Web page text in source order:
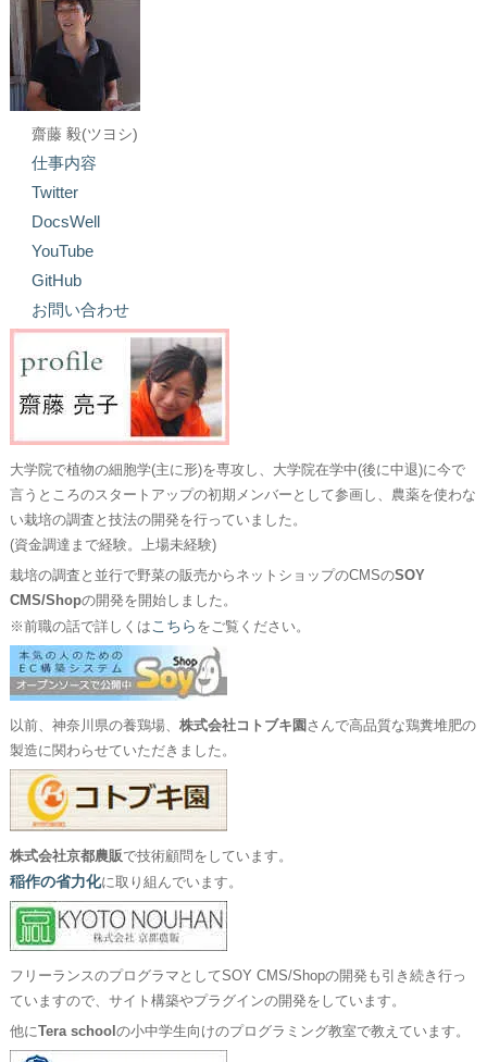
齋藤 毅(ツヨシ)
仕事内容
Twitter
DocsWell
YouTube
GitHub
お問い合わせ
大学院で植物の細胞学(主に形)を専攻し、大学院在学中(後に中退)に今で
言うところのスタートアップの初期メンバーとして参画し、農薬を使わな
い栽培の調査と技法の開発を行っていました。
(資金調達まで経験。上場未経験)
栽培の調査と並行で野菜の販売からネットショップのCMSのSOY
CMS/Shopの開発を開始しました。
※前職の話で詳しくは こちら をご覧ください。
以前、神奈川県の養鶏場、 株式会社コトブキ園 さんで高品質な鶏糞堆肥の
製造に関わらせていただきました。
株式会社京都農販で技術顧問をしています。
稲作の省力化に取り組んでいます。
フリーランスのプログラマとしてSOY CMS/Shopの開発も引き続き行っ
ていますので、サイト構築やプラグインの開発をしています。
他にTera school の小中学生向けのプログラミング教室で教えています。